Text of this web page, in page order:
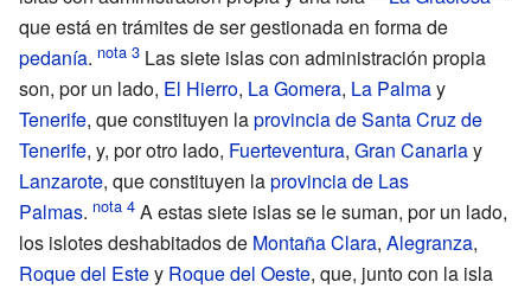
que está en trámites de ser gestionada en forma de
pedanía.
Las siete islas con administración propia
son, por un lado, El Hierro, La Gomera, La Palmay
Tenerife, que constituyen laprovincia de Santa Cruz de
Tenerife, y, por otro lado, Fuerteventura, Gran Canariay
Lanzarote, que constituyen laprovincia de Las
Palmas.
A estas siete islas se le suman, por un lado,
los islotes deshabitados de Montaña Clara, Alegranza,
Roque del Estey Roque del Oeste, que, junto con la isla